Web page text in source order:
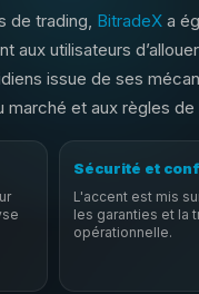
de trading, BitradeX a
aux utilisateurs
issue de ses
marché et aux règles
Sécurité et
L'accent est mis
les garanties et la
opérationnelle.